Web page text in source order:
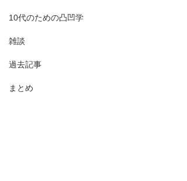
10代のための凸凹学
雑談
過去記事
まとめ